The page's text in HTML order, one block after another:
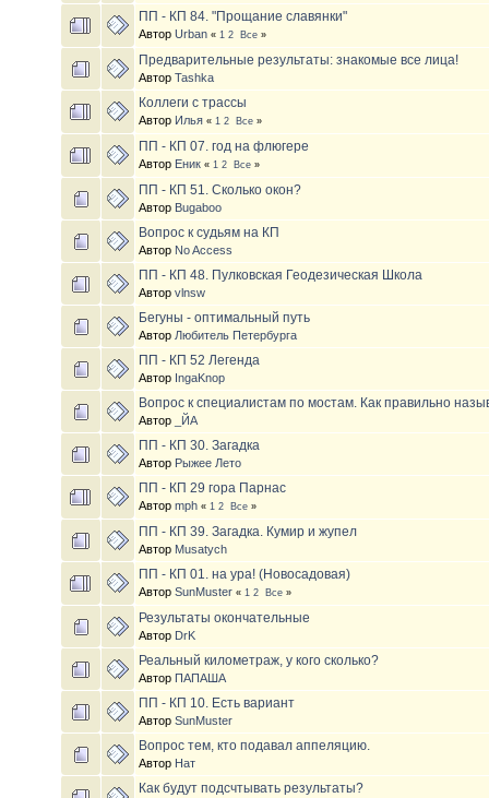
ПП - КП 84. "Прощание славянки"
АвторUrban «1 2 Все »
Предварительные результаты: знакомые все лица!
АвторTashka
Коллеги с трассы
Автор Илья «1 2 Все »
ПП - КП 07. год на флюгере
Автор Еник «1 2 Все »
ПП - КП 51. Сколько окон?
Автор Bugaboo
Вопрос к судьям на КП
Автор No Access
ПП - КП 48. Пулковская Геодезическая Школа
Авторvlnsw
Бегуны - оптимальный путь
АвторЛюбитель Петербурга
ПП - КП 52 Легенда
Автор IngaKnop
Вопрос к специалистам по мостам. Как правильно
Автор _ЙА
ПП - КП 30. Загадка
Автор Рыжее Лето
ПП - КП 29 гора Парнас
Авторmph «1 2 Все »
ПП - КП 39. Загадка. Кумир и жупел
Автор Musatych
ПП - КП 01. на ура! (Новосадовая)
АвторSunMuster «1 2 Все »
Результаты окончательные
Автор DrK
Реальный километраж, у кого сколько?
Автор ПАПАША
ПП - КП 10. Есть вариант
АвторSunMuster
Вопрос тем, кто подавал аппеляцию.
Автор Нат
Как будут подсчтывать результаты?